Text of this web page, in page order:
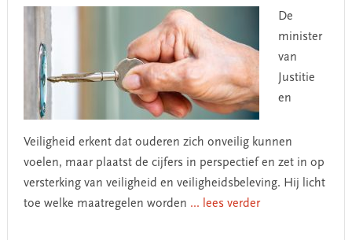
De
minister
van
Justitie
en
Veiligheid erkent dat ouderen zich onveilig kunnen
voelen, maar plaatst de cijfers in perspectief en zet in op
versterking van veiligheid en veiligheidsbeleving. Hij licht
toe welke maatregelen worden ... lees verder